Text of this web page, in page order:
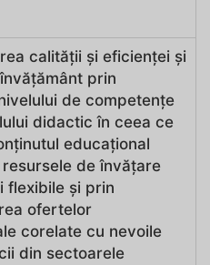
calității și eficienței și
prin
de competențe
didactic în ceea ce
educațional
de învățare
flexibile și prin
ofertelor
corelate cu nevoile
din sectoarele